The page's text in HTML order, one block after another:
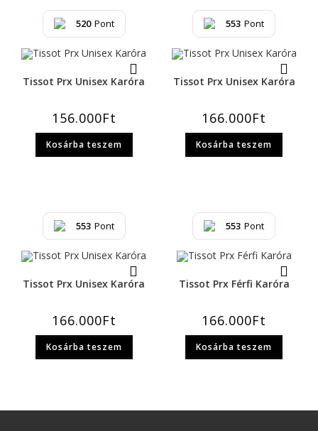
520 Pont
Tissot Prx Unisex Karóra
156.000Ft
Kosárba teszem
553 Pont
Tissot Prx Unisex Karóra
166.000Ft
Kosárba teszem
553 Pont
Tissot Prx Unisex Karóra
166.000Ft
Kosárba teszem
553 Pont
Tissot Prx Férfi Karóra
166.000Ft
Kosárba teszem